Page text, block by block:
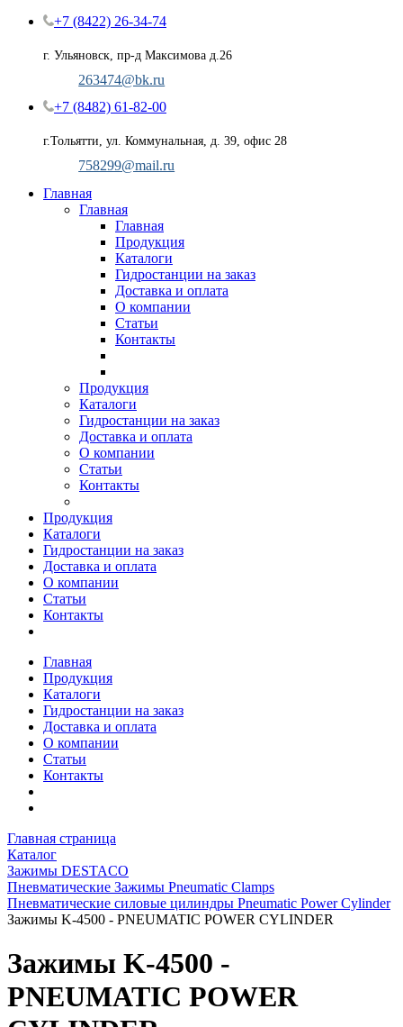
+7 (8422) 26-34-74
г. Ульяновск, пр-д Максимова д.26
263474@bk.ru
+7 (8482) 61-82-00
г.Тольятти, ул. Коммунальная, д. 39, офис 28
758299@mail.ru
Главная
Главная
Главная
Продукция
Каталоги
Гидростанции на заказ
Доставка и оплата
О компании
Статьи
Контакты
Продукция
Каталоги
Гидростанции на заказ
Доставка и оплата
О компании
Статьи
Контакты
Продукция
Каталоги
Гидростанции на заказ
Доставка и оплата
О компании
Статьи
Контакты
Главная
Продукция
Каталоги
Гидростанции на заказ
Доставка и оплата
О компании
Статьи
Контакты
Главная страница
Каталог
Зажимы DESTACO
Пневматические Зажимы Pneumatic Clamps
Пневматические силовые цилиндры Pneumatic Power Cylinder
Зажимы K-4500 - PNEUMATIC POWER CYLINDER
Зажимы K-4500 -
PNEUMATIC POWER